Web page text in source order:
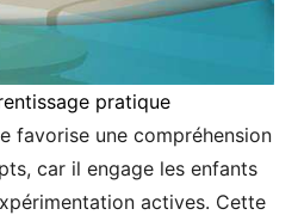
pratique
favorise une compréhension
car il engage les enfants
actives. Cette